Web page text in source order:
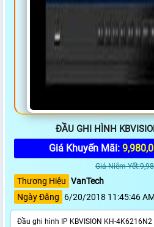
ĐẦU GHI HÌNH
Giá Khuyến Mãi:
Giá Niêm
Thương Hiệu VanTech
Ngày Đăng
6/20/2018 11:45:46 AM
Đầu ghi hình IP KBVISION KH-